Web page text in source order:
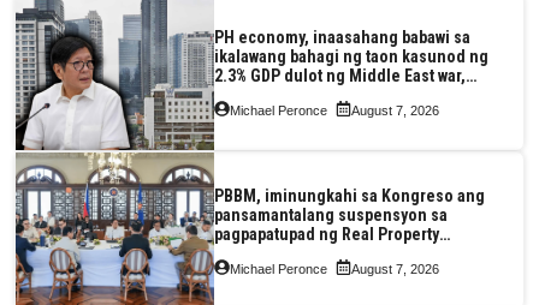
PH economy, inaasahang babawi sa
ikalawang bahagi ng taon kasunod ng
2.3% GDP dulot ng Middle East war,
pagkaantala ng public construction
Michael Peronce August 7, 2026
PBBM, iminungkahi sa Kongreso ang
pansamantalang suspensyon sa
pagpapatupad ng Real Property
Valuation and Assessment Reform Act
Michael Peronce August 7, 2026